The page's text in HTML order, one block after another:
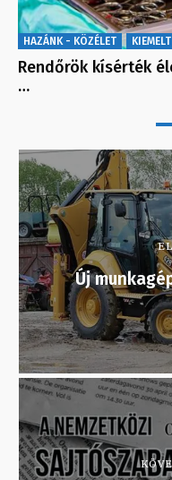
HAZÁNK - KÖZÉLET KIEMELT
Rendőrök kísérték
…
Új